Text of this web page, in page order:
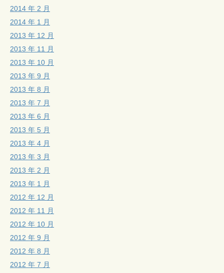
2014 年 2 月
2014 年 1 月
2013 年 12 月
2013 年 11 月
2013 年 10 月
2013 年 9 月
2013 年 8 月
2013 年 7 月
2013 年 6 月
2013 年 5 月
2013 年 4 月
2013 年 3 月
2013 年 2 月
2013 年 1 月
2012 年 12 月
2012 年 11 月
2012 年 10 月
2012 年 9 月
2012 年 8 月
2012 年 7 月